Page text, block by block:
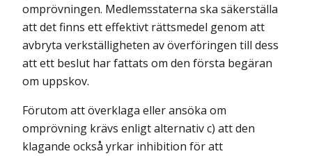
omprövningen. Medlemsstaterna ska säkerställa
att det finns ett effektivt rättsmedel genom att
avbryta verkställigheten av överföringen till dess
att ett beslut har fattats om den första begäran
om uppskov.
Förutom att överklaga eller ansöka om
omprövning krävs enligt alternativ c) att den
klagande också yrkar inhibition för att